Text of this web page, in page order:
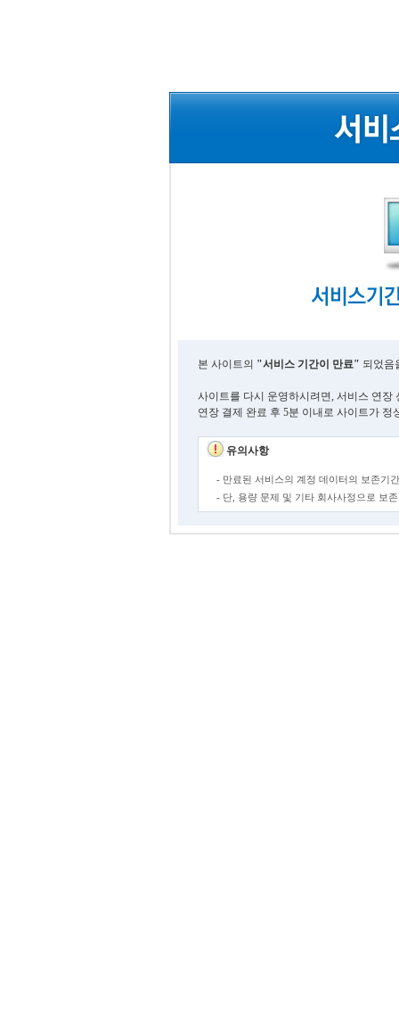
본 사이트의 "서비스 기간이 만료" 되었음
사이트를 다시 운영하시려면, 서비스 연장
연장 결제 완료 후 5분 이내로 사이트가 정
유의사항
- 만료된 서비스의 계정 데이터의 보존기
- 단, 용량 문제 및 기타 회사사정으로 보